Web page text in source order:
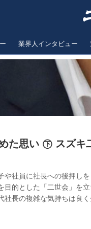
業界人インタビュー
た思い ㊦ スズキ
や社員に社長への後押し
目的とした「二世会」を
社長の複雑な気持ちは良